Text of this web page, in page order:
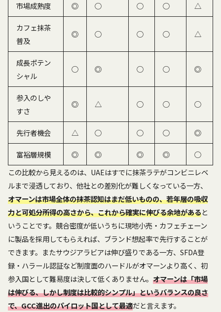
市場成熟度 ◎ ○ ○ ○ △
カフェ抹茶
普及
◎ ○ ○ ○ △
成長ポテン
シャル
○ ◎ ○ ○ ◎
参入のしや
すさ
◎ △ ○ ○ ○
先行者機会 △ ○ ○ ○ ◎
富裕層規模 ◎ ◎ ◎ ◎
○
この比較から見えるのは、UAEはすでに抹茶ラテがコンビニレベ
ルまで浸透しており、他社との差別化が難しくなっている一方、
オマーンは市場全体の抹茶認知はまだ低いものの、若年層の吸収
力と可処分所得の高さから、これから確実に伸びる余地があると
いうことです。競合密度が低いうちに現地小売・カフェチェーン
に製品を採用してもらえれば、ブランド想起率で先行することが
できます。またサウジアラビアは伸び盛りである一方、SFDA登
録・ハラール認証など制度面のハードルがオマーンより高く、初
参入国として難易度は決して低くありません。 オマーンは「市場
は伸びる、しかし制度は比較的シンプル」というバランスの良さ
で、GCC進出のパイロット国として最適だと言えます。